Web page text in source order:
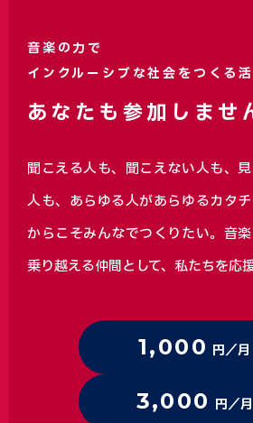
音楽の力で
インクルーシブな社会をつくる
あなたも参加しませ
聞こえる人も、聞こえない人も、
人も、あらゆる人があらゆるカタチ
からこそみんなでつくりたい。音
乗り越える仲間として、私たちを応
1,000 円／月
3,000 円／月